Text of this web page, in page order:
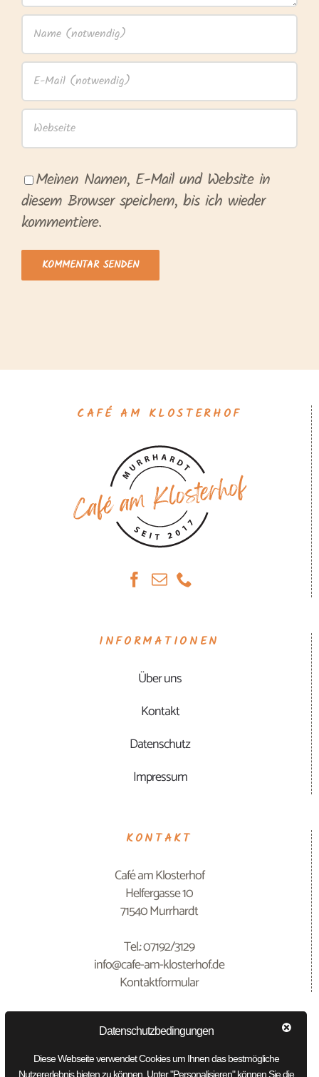
Meinen Namen, E-Mail und Website in
diesem Browser speichern, bis ich wieder
kommentiere.
CAFÉ AM KLOSTERHOF
INFORMATIONEN
Über uns
Kontakt
Datenschutz
Impressum
KONTAKT
Café am Klosterhof
Helfergasse 10
71540 Murrhardt
Tel.: 07192/3129
info@cafe-am-klosterhof.de
Kontaktformular
GEÖFFNET
Datenschutzbedingungen
Diese Webseite verwendet Cookies um Ihnen das bestmögliche
Nutzererlebnis bieten zu können. Unter "Personalisieren" können Sie die